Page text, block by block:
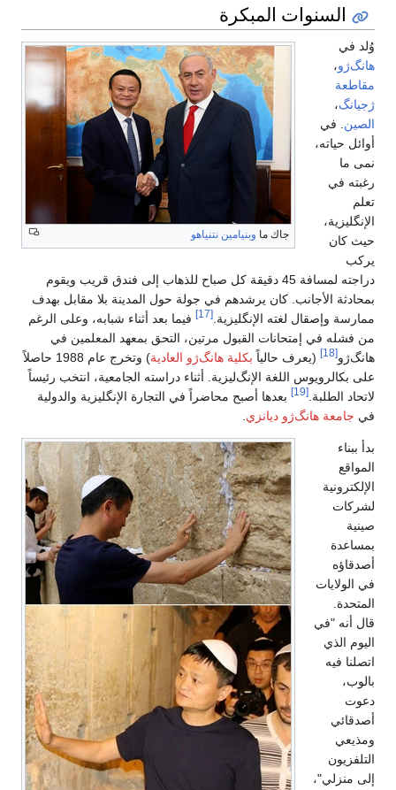
السنوات المبكرة
جاك ما وبنيامين نتنياهو
وُلد في
هانگ‌ژو،
مقاطعة
ژجيانگ،
الصين. في
أوائل حياته،
نمى ما
رغبته في
تعلم
الإنگليزية،
حيث كان
يركب
دراجته لمسافة 45 دقيقة كل صباح للذهاب إلى فندق قريب ويقوم
بمحادثة الأجانب. كان يرشدهم في جولة حول المدينة بلا مقابل بهدف
ممارسة وإصقال لغته الإنگليزية.[17]
فيما بعد أثناء شبابه، وعلى الرغم
من فشله في إمتحانات القبول مرتين، التحق بمعهد المعلمين في
هانگ‌ژو[18] (يعرف حالياً بكلية هانگ‌ژو العادية
) وتخرج عام 1988 حاصلاً
على بكالرويوس اللغة الإنگ‌ليزية. أثناء دراسته الجامعية، انتخب رئيساً
لاتحاد الطلبة.[19]
بعدها أصبح محاضراً في التجارة الإنگليزية والدولية
في جامعة هانگ‌ژو ديانزي.
بدأ ببناء
المواقع
الإلكترونية
لشركات
صينية
بمساعدة
أصدقاؤه
في الولايات
المتحدة.
قال أنه "في
اليوم الذي
اتصلنا فيه
بالوب،
دعوت
أصدقائي
ومذيعي
التلفزيون
إلى منزلي"،